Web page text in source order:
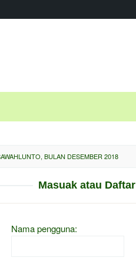
BULAN DESEMBER 2018
Masuak atau Daftar
Nama pengguna: